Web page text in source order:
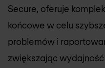
Secure, oferuje
końcowe w celu
problemów i
zwiększając